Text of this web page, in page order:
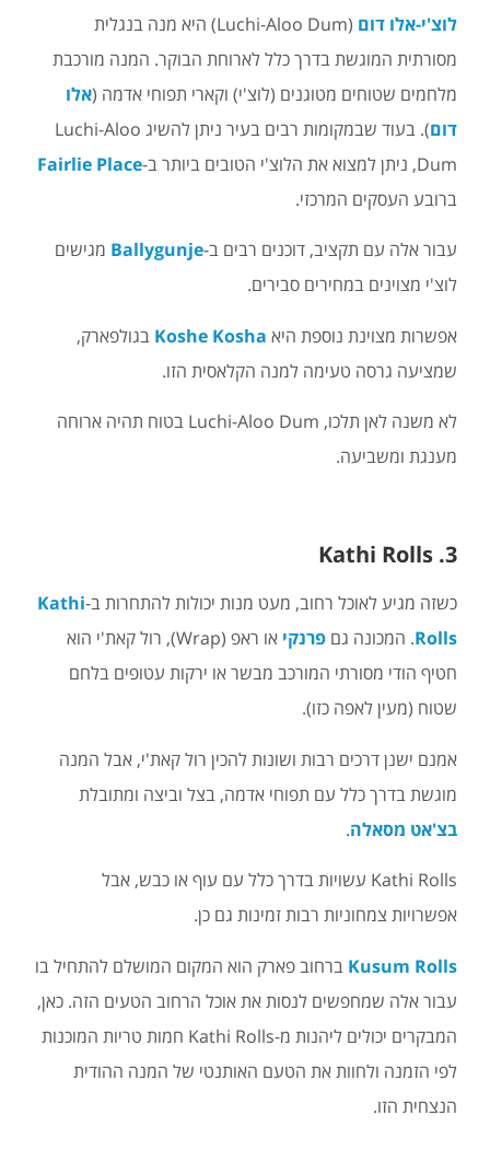
לוצ'י-אלו דום
(Luchi-Aloo Dum) היא מנה בנגלית
מסורתית המוגשת בדרך כלל לארוחת הבוקר. המנה מורכבת
מלחמים שטוחים מטוגנים (לוצ'י) וקארי תפוחי אדמה (אלו
דום
). בעוד שבמקומות רבים בעיר ניתן להשיג Luchi-Aloo
Dum, ניתן למצוא את הלוצ'י הטובים ביותר ב-
Fairlie Place
ברובע העסקים המרכזי.
עבור אלה עם תקציב, דוכנים רבים ב-Ballygunje מגישים
לוצ'י מצוינים במחירים סבירים.
אפשרות מצוינת נוספת היא Koshe Kosha בגולפארק,
שמציעה גרסה טעימה למנה הקלאסית הזו.
לא משנה לאן תלכו, Luchi-Aloo Dum בטוח תהיה ארוחה
מענגת ומשביעה.
3. Kathi Rolls
כשזה מגיע לאוכל רחוב, מעט מנות יכולות להתחרות ב-Kathi
Rolls. המכונה גם פרנקי
או ראפ (Wrap), רול קאת'י הוא
חטיף הודי מסורתי המורכב מבשר או ירקות עטופים בלחם
שטוח (מעין לאפה כזו).
אמנם ישנן דרכים רבות ושונות להכין רול קאת'י, אבל המנה
מוגשת בדרך כלל עם תפוחי אדמה, בצל וביצה ומתובלת
בצ'אט מסאלה.
Kathi Rolls עשויות בדרך כלל עם עוף או כבש, אבל
אפשרויות צמחוניות רבות זמינות גם כן.
Kusum Rolls ברחוב פארק הוא המקום המושלם להתחיל בו
עבור אלה שמחפשים לנסות את אוכל הרחוב הטעים הזה. כאן,
המבקרים יכולים ליהנות מ-Kathi Rolls חמות טריות המוכנות
לפי הזמנה ולחוות את הטעם האותנטי של המנה ההודית
הנצחית הזו.